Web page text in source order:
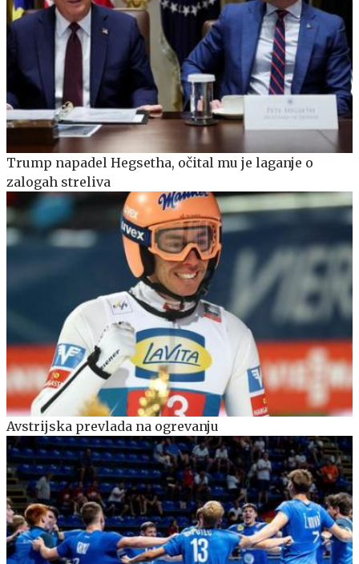
Trump napadel Hegsetha, očital mu je laganje o
zalogah streliva
Avstrijska prevlada na ogrevanju